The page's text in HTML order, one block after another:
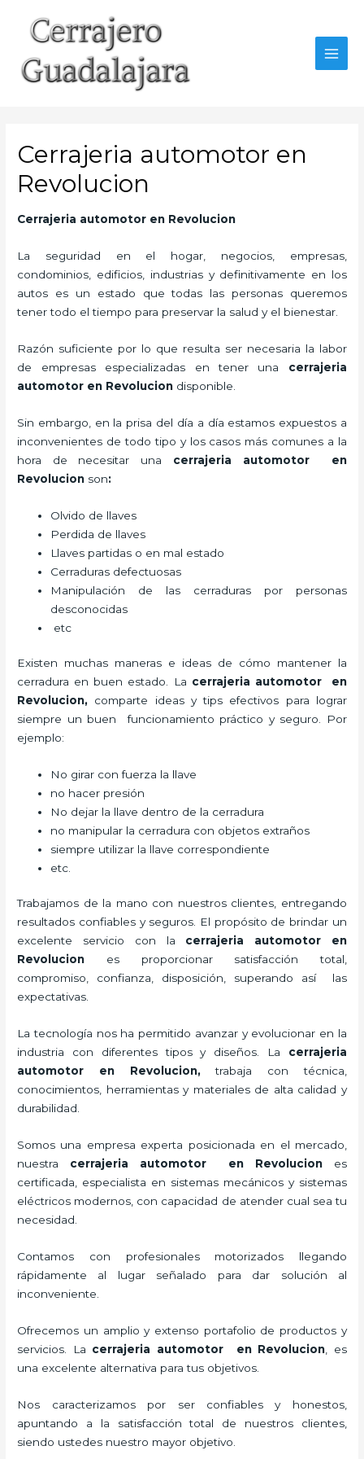
contenido
Cerrajeria automotor en
Revolucion
Cerrajeria automotor en Revolucion
La seguridad en el hogar, negocios, empresas,
condominios, edificios, industrias y definitivamente en los
autos es un estado que todas las personas queremos
tener todo el tiempo para preservar la salud y el bienestar.
Razón suficiente por lo que resulta ser necesaria la labor
de empresas especializadas en tener una cerrajeria
automotor en Revolucion disponible.
Sin embargo, en la prisa del día a día estamos expuestos a
inconvenientes de todo tipo y los casos más comunes a la
hora de necesitar una cerrajeria automotor en
Revolucion son:
Olvido de llaves
Perdida de llaves
Llaves partidas o en mal estado
Cerraduras defectuosas
Manipulación de las cerraduras por personas
desconocidas
etc
Existen muchas maneras e ideas de cómo mantener la
cerradura en buen estado. La cerrajeria automotor en
Revolucion, comparte ideas y tips efectivos para lograr
siempre un buen funcionamiento práctico y seguro. Por
ejemplo:
No girar con fuerza la llave
no hacer presión
No dejar la llave dentro de la cerradura
no manipular la cerradura con objetos extraños
siempre utilizar la llave correspondiente
etc.
Trabajamos de la mano con nuestros clientes, entregando
resultados confiables y seguros. El propósito de brindar un
excelente servicio con la cerrajeria automotor en
Revolucion es proporcionar satisfacción total,
compromiso, confianza, disposición, superando así las
expectativas.
La tecnología nos ha permitido avanzar y evolucionar en la
industria con diferentes tipos y diseños. La cerrajeria
automotor en Revolucion,trabaja con técnica,
conocimientos, herramientas y materiales de alta calidad y
durabilidad.
Somos una empresa experta posicionada en el mercado,
nuestra cerrajeria automotor en Revolucion es
certificada, especialista en sistemas mecánicos y sistemas
eléctricos modernos, con capacidad de atender cual sea tu
necesidad.
Contamos con profesionales motorizados llegando
rápidamente al lugar señalado para dar solución al
inconveniente.
Ofrecemos un amplio y extenso portafolio de productos y
servicios. La cerrajeria automotor en Revolucion , es
una excelente alternativa para tus objetivos.
Nos caracterizamos por ser confiables y honestos,
apuntando a la satisfacción total de nuestros clientes,
siendo ustedes nuestro mayor objetivo.